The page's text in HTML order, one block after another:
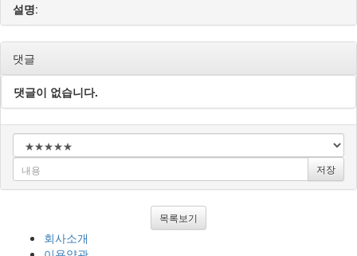
설명:
댓글
댓글이 없습니다.
저장
목록보기
회사소개